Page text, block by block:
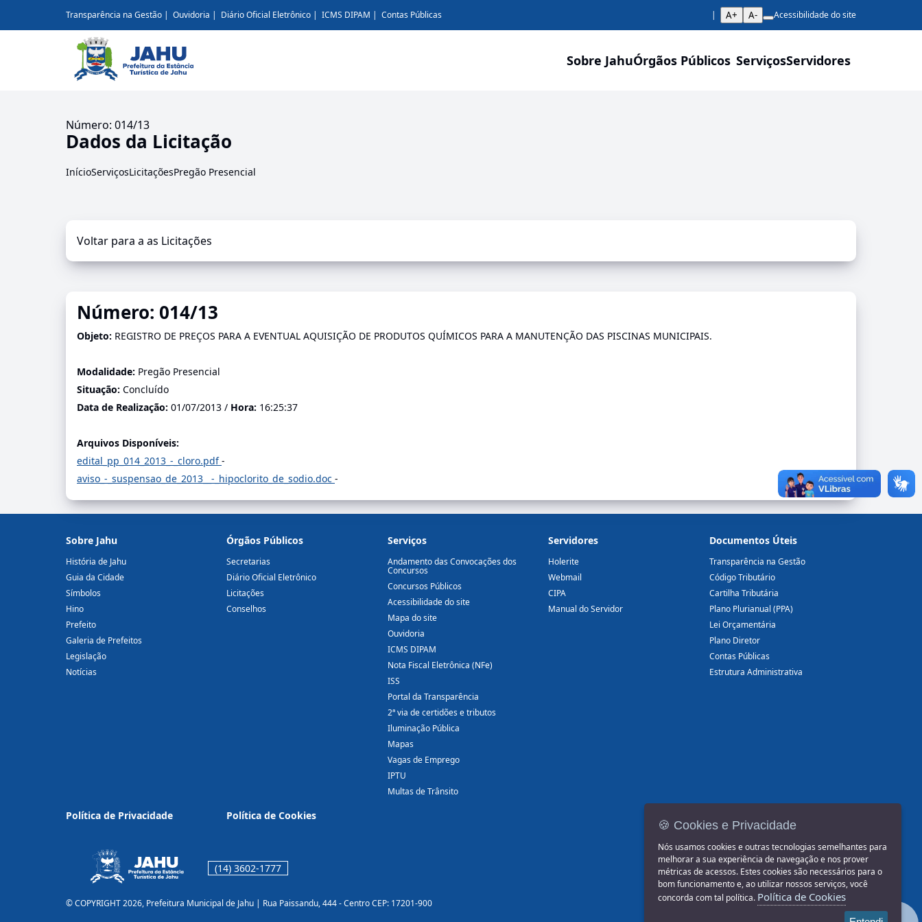
Transparência na Gestão Ouvidoria Diário Oficial Eletrônico ICMS DIPAM Contas Públicas A+ A- Acessibilidade do site
Sobre JahuÓrgãos Públicos ServiçosServidores
Número: 014/13
Dados da Licitação
InícioServiçosLicitaçõesPregão Presencial
Voltar para a as Licitações
Número: 014/13
Objeto: REGISTRO DE PREÇOS PARA A EVENTUAL AQUISIÇÃO DE PRODUTOS QUÍMICOS PARA A MANUTENÇÃO DAS PISCINAS MUNICIPAIS.
Modalidade: Pregão Presencial
Situação: Concluído
Data de Realização: 01/07/2013 / Hora: 16:25:37
Arquivos Disponíveis:
edital_pp_014_2013_-_cloro.pdf-
aviso_-_suspensao_de_2013__-_hipoclorito_de_sodio.doc -
Sobre Jahu
História de Jahu
Guia da Cidade
Símbolos
Hino
Prefeito
Galeria de Prefeitos
Legislação
Notícias
Órgãos Públicos
Secretarias
Diário Oficial Eletrônico
Licitações
Conselhos
Serviços
Andamento das Convocações dos
Concursos
Concursos Públicos
Acessibilidade do site
Mapa do site
Ouvidoria
ICMS DIPAM
Nota Fiscal Eletrônica (NFe)
ISS
Portal da Transparência
2ª via de certidões e tributos
Iluminação Pública
Mapas
Vagas de Emprego
IPTU
Multas de Trânsito
Servidores
Holerite
Webmail
CIPA
Manual do Servidor
Documentos Úteis
Transparência na Gestão
Código Tributário
Cartilha Tributária
Plano Plurianual (PPA)
Lei Orçamentária
Plano Diretor
Contas Públicas
Estrutura Administrativa
Política de Privacidade Política de Cookies
(14) 3602-1777
© COPYRIGHT 2026, Prefeitura Municipal de Jahu | Rua Paissandu, 444 - Centro CEP: 17201-900
🍪 Cookies e Privacidade
Nós usamos cookies e outras tecnologias semelhantes para
melhorar a sua experiência de navegação e nos prover
métricas de acessos. Estes cookies são necessários para o
bom funcionamento e, ao utilizar nossos serviços, você
concorda com tal política. Política de Cookies